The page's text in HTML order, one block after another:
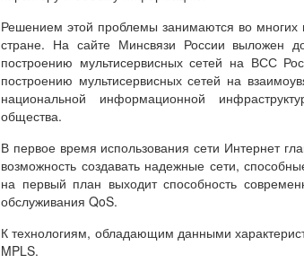
Решением этой проблемы занимаются во
стране. На сайте Минсвязи России выложен
построению мультисервисных сетей на ВСС
построению мультисервисных сетей на
национальной информационной
общества.
В первое время использования сети Интернет
возможность создавать надежные сети,
на первый план выходит способность
обслуживания QoS.
К технологиям, обладающим данными
MPLS.